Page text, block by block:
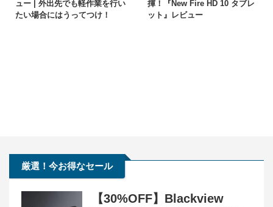
ュー | 外出先でも軽作業を行い
たい場合にはうってつけ！
揮！『New Fire HD 10 タブレ
ット』レビュー
厳選！今お得なセール
【30%OFF】Blackview